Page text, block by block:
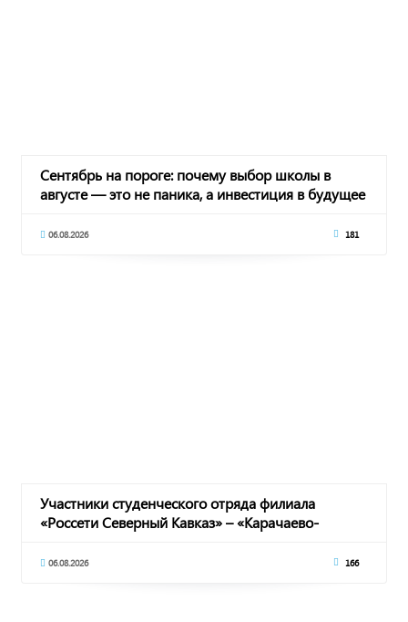
Сентябрь на пороге: почему выбор школы в
августе — это не паника, а инвестиция в будущее
06.08.2026 181
Участники студенческого отряда филиала
«Россети Северный Кавказ» – «Карачаево-
06.08.2026 166